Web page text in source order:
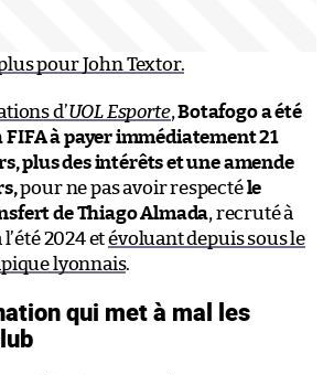
pour John Textor.
d’UOL Esporte,Botafogo a été
à payer immédiatement 21
plus des intérêts et une amende
pour ne pas avoir respectéle
de Thiago Almada, recruté à
2024 etévoluant depuis sous le
lyonnais.
qui met à mal les